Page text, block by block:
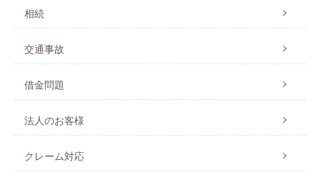
相続
交通事故
借金問題
法人のお客様
クレーム対応